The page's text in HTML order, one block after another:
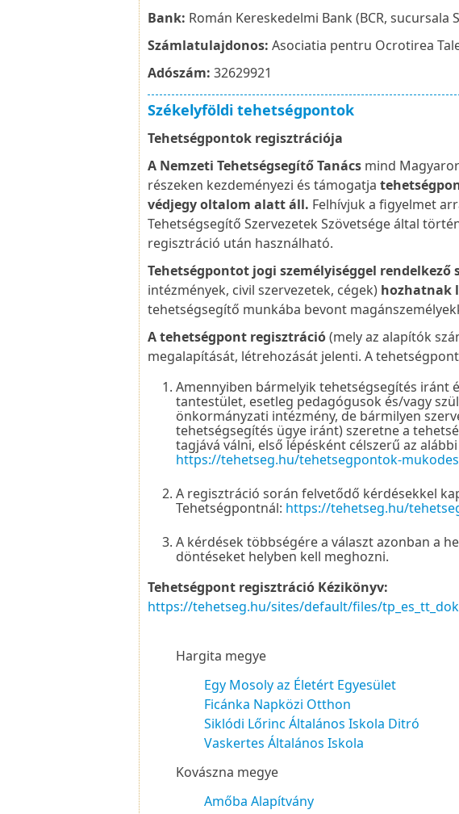
Bank: Román Kereskedelmi Bank (BCR, sucursala
Számlatulajdonos: Asociatia pentru Ocrotirea
Adószám: 32629921
Székelyföldi tehetségpontok
Tehetségpontok regisztrációja
A Nemzeti Tehetségsegítő Tanács mind
részeken kezdeményezi és támogatja
védjegyoltalom alatt áll. Felhívjuk a figyelmet
Tehetségsegítő Szervezetek Szövetsége által
regisztráció után használható.
Tehetségpontot jogi személyiséggel rendelkező
intézmények, civil szervezetek, cégek) hozhatnak
tehetségsegítő munkába bevont
A tehetségpont regisztráció(mely az alapítók
megalapítását, létrehozását jelenti. A
Amennyiben bármelyik tehetségsegítés iránt
tantestület, esetleg pedagógusok és/vagy
önkormányzati intézmény, de bármilyen
tehetségsegítés ügye iránt) szeretne a
tagjává válni, első lépésként célszerű az
https://tehetseg.hu/tehetsegpontok-
A regisztráció során felvetődő kérdésekkel
Tehetségpontnál: https://tehetseg.hu/
A kérdések többségére a választ azonban a
döntéseket helyben kell meghozni.
Tehetségpont regisztráció Kézikönyv:
https://tehetseg.hu/sites/default/files/
Hargita megye
Egy Mosoly az Életért Egyesület
Ficánka Napközi Otthon
Siklódi Lőrinc Általános Iskola Ditró
Vaskertes Általános Iskola
Kovászna megye
Amőba Alapítvány